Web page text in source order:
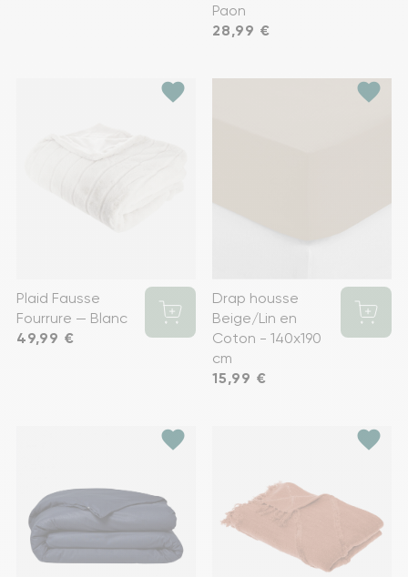
Paon
Prix
28,99 €
favorite
Plaid Fausse
Fourrure — Blanc
Prix
49,99 €
favorite
Drap housse
Beige/Lin en
Coton - 140x190
cm
Prix
15,99 €
favorite favorite